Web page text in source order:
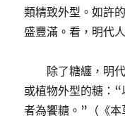
類精致外型。如許
盛豐滿。看，明代
除了糖纏，明
或植物外型的糖：
者為饗糖。”（《本